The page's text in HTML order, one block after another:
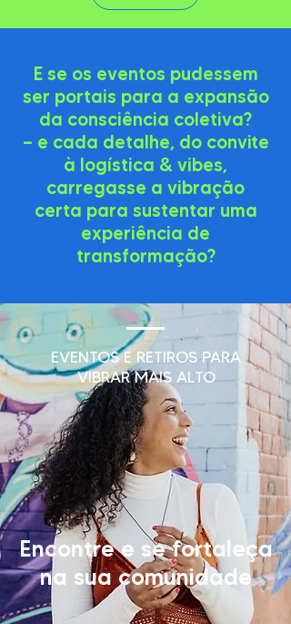
E se os eventos pudessem
ser portais para a expansão
da consciência coletiva?
— e cada detalhe, do convite
à logística & vibes,
carregasse a vibração
certa para sustentar uma
experiência de
transformação?
EVENTOS E RETIROS PARA
VIBRAR MAIS ALTO
Encontre e se fortaleça
na sua comunidade